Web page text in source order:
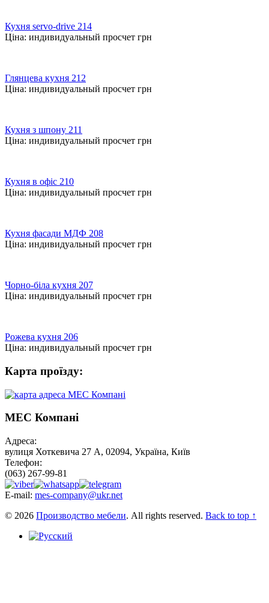
Кухня servo-drive 214
Ціна: индивидуальный просчет грн
Глянцева кухня 212
Ціна: индивидуальный просчет грн
Кухня з шпону 211
Ціна: индивидуальный просчет грн
Кухня в офіс 210
Ціна: индивидуальный просчет грн
Кухня фасади МДФ 208
Ціна: индивидуальный просчет грн
Чорно-біла кухня 207
Ціна: индивидуальный просчет грн
Рожева кухня 206
Ціна: индивидуальный просчет грн
Карта проїзду:
МЕС Компані
Адреса:
вулиця Хоткевича 27 А, 02094, Україна, Київ
Телефон:
(063) 267-99-81
E-mail: mes-company@ukr.net
© 2026 Производство мебели. All rights reserved. Back to top ↑